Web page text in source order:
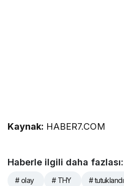
Kaynak: HABER7.COM
Haberle ilgili daha fazlası:
# olay # THY # tutuklandı